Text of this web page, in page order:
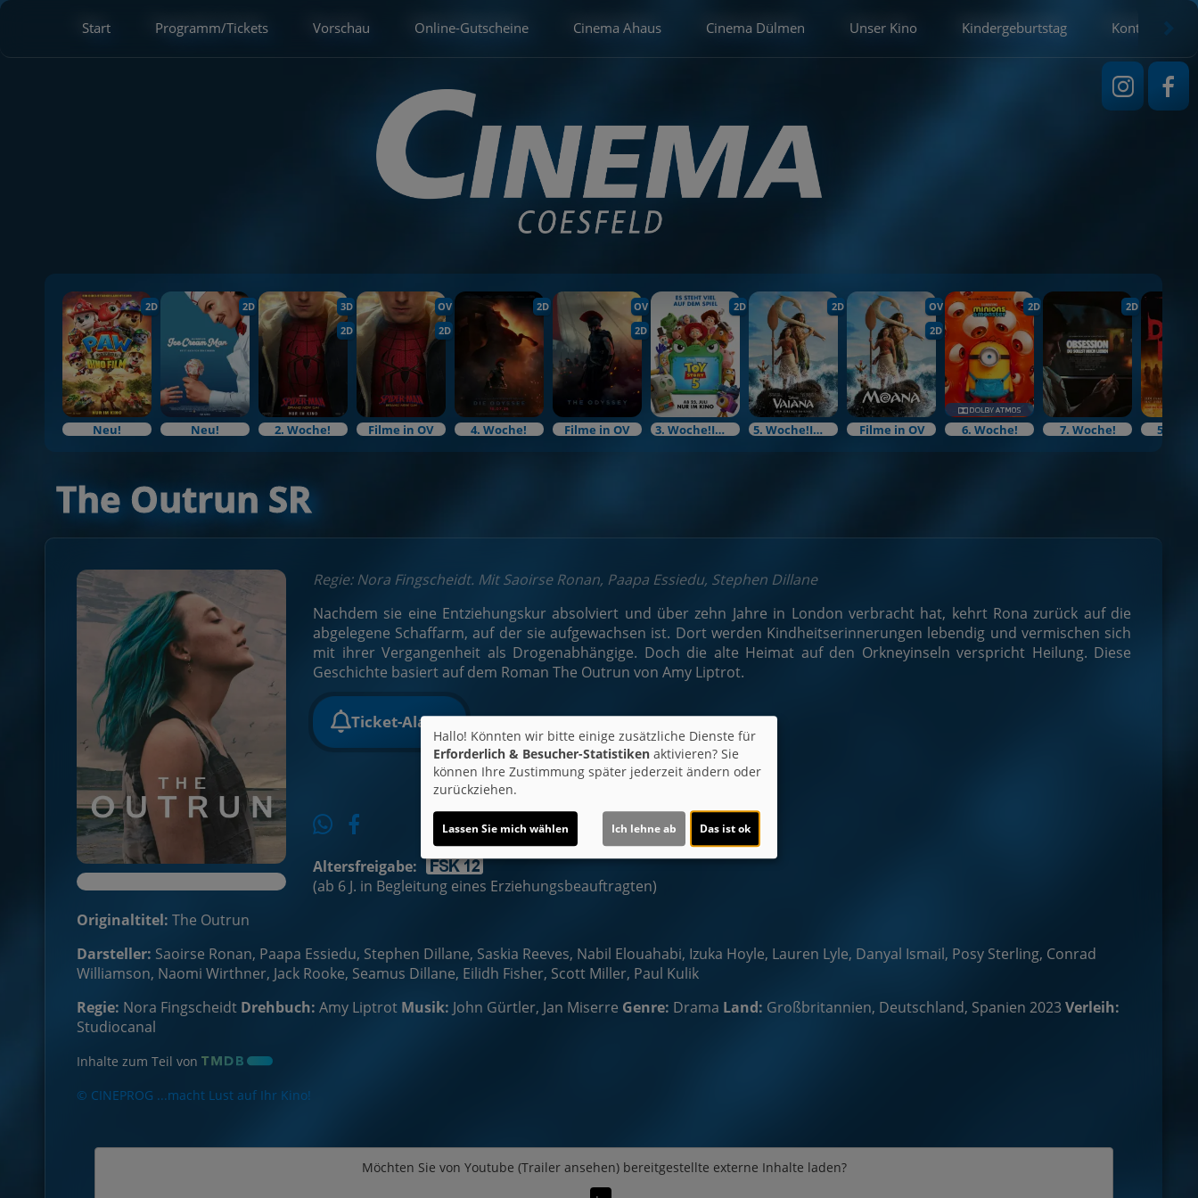
Start Programm/Tickets Vorschau Online-Gutscheine Cinema Ahaus Cinema Dülmen Unser Kino Kindergeburtstag Kontakt
2D
Neu!
2D
Neu!
3D
2D
2. Woche!
OV
2D
Filme in OV
2D
4. Woche!
OV
2D
Filme in OV
2D
3. Woche!Im Bundesstart
2D
5. Woche!Im Bundesstart
OV
2D
Filme in OV
2D
6. Woche!
2D
7. Woche! 5.
The Outrun SR
Regie: Nora Fingscheidt. Mit Saoirse Ronan, Paapa Essiedu, Stephen Dillane
Nachdem sie eine Entziehungskur absolviert und über zehn Jahre in London verbracht hat, kehrt Rona zurück auf die
abgelegene Schaffarm, auf der sie aufgewachsen ist. Dort werden Kindheitserinnerungen lebendig und vermischen sich
mit ihrer Vergangenheit als Drogenabhängige. Doch die alte Heimat auf den Orkneyinseln verspricht Heilung. Diese
Geschichte basiert auf dem Roman The Outrun von Amy Liptrot.
Ticket-Alarm
Altersfreigabe:
(ab 6 J. in Begleitung eines Erziehungsbeauftragten)
Originaltitel: The Outrun
Darsteller: Saoirse Ronan, Paapa Essiedu, Stephen Dillane, Saskia Reeves, Nabil Elouahabi, Izuka Hoyle, Lauren Lyle, Danyal Ismail, Posy Sterling, Conrad
Williamson, Naomi Wirthner, Jack Rooke, Seamus Dillane, Eilidh Fisher, Scott Miller, Paul Kulik
Regie: Nora Fingscheidt Drehbuch: Amy Liptrot Musik: John Gürtler, Jan Miserre Genre: Drama Land: Großbritannien, Deutschland, Spanien 2023 Verleih:
Studiocanal
Inhalte zum Teil von
© CINEPROG ...macht Lust auf Ihr Kino!
Möchten Sie von Youtube (Trailer ansehen)bereitgestellte externe Inhalte laden?
Hallo! Könnten wir bitte einige zusätzliche Dienste für
Erforderlich & Besucher-Statistiken aktivieren? Sie
können Ihre Zustimmung später jederzeit ändern oder
zurückziehen.
Lassen Sie mich wählen Ich lehne ab Das ist ok